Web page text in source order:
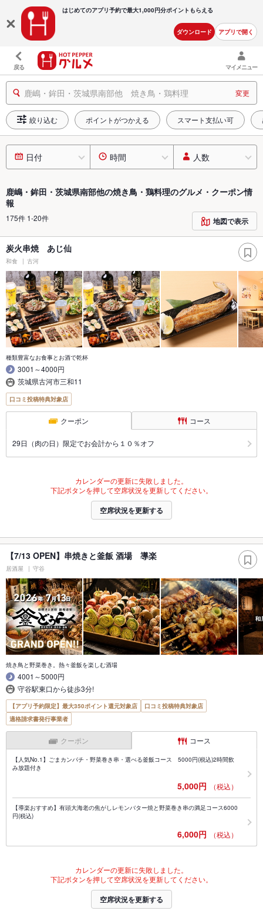
はじめてのアプリ予約で最大1,000円分ポイントもらえる
ダウンロード アプリで開く
戻る マイメニュー
鹿嶋・鉾田・茨城県南部他 焼き鳥・鶏料理 変更
絞り込む ポイントがつかえる スマート支払い可
日付 時間 人数
鹿嶋・鉾田・茨城県南部他の焼き鳥・鶏料理のグルメ・クーポン情
報
175件 1-20件 地図で表示
炭火串焼 あじ仙
和食 古河
種類豊富なお食事とお酒で乾杯
3001～4000円
茨城県古河市三和11
口コミ投稿特典対象店
クーポン コース
29日（肉の日）限定でお会計から１０％オフ
カレンダーの更新に失敗しました。
下記ボタンを押して空席状況を更新してください。
空席状況を更新する
【7/13 OPEN】串焼きと釜飯 酒場 導楽
居酒屋 守谷
焼き鳥と野菜巻き。熱々釜飯を楽しむ酒場
4001～5000円
守谷駅東口から徒歩3分!
【アプリ予約限定】最大350ポイント還元対象店
口コミ投稿特典対象店
適格請求書発行事業者
クーポン コース
【人気No.1】ごまカンパチ・野菜巻き串・選べる釜飯コース 5000円(税込)2時間飲
み放題付き
5,000円 （税込）
【導楽おすすめ】有頭大海老の焦がしレモンバター焼と野菜巻き串の満足コース6000
円(税込)
6,000円 （税込）
カレンダーの更新に失敗しました。
下記ボタンを押して空席状況を更新してください。
空席状況を更新する